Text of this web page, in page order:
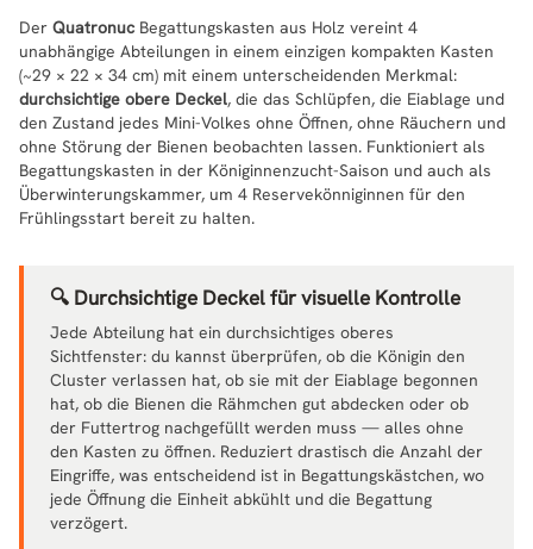
Der Quatronuc Begattungskasten aus Holz vereint 4
unabhängige Abteilungen in einem einzigen kompakten Kasten
(~29 × 22 × 34 cm) mit einem unterscheidenden Merkmal:
durchsichtige obere Deckel, die das Schlüpfen, die Eiablage und
den Zustand jedes Mini-Volkes ohne Öffnen, ohne Räuchern und
ohne Störung der Bienen beobachten lassen. Funktioniert als
Begattungskasten in der Königinnenzucht-Saison und auch als
Überwinterungskammer, um 4 Reservekönniginnen für den
Frühlingsstart bereit zu halten.
🔍 Durchsichtige Deckel für visuelle Kontrolle
Jede Abteilung hat ein durchsichtiges oberes
Sichtfenster: du kannst überprüfen, ob die Königin den
Cluster verlassen hat, ob sie mit der Eiablage begonnen
hat, ob die Bienen die Rähmchen gut abdecken oder ob
der Futtertrog nachgefüllt werden muss — alles ohne
den Kasten zu öffnen. Reduziert drastisch die Anzahl der
Eingriffe, was entscheidend ist in Begattungskästchen, wo
jede Öffnung die Einheit abkühlt und die Begattung
verzögert.